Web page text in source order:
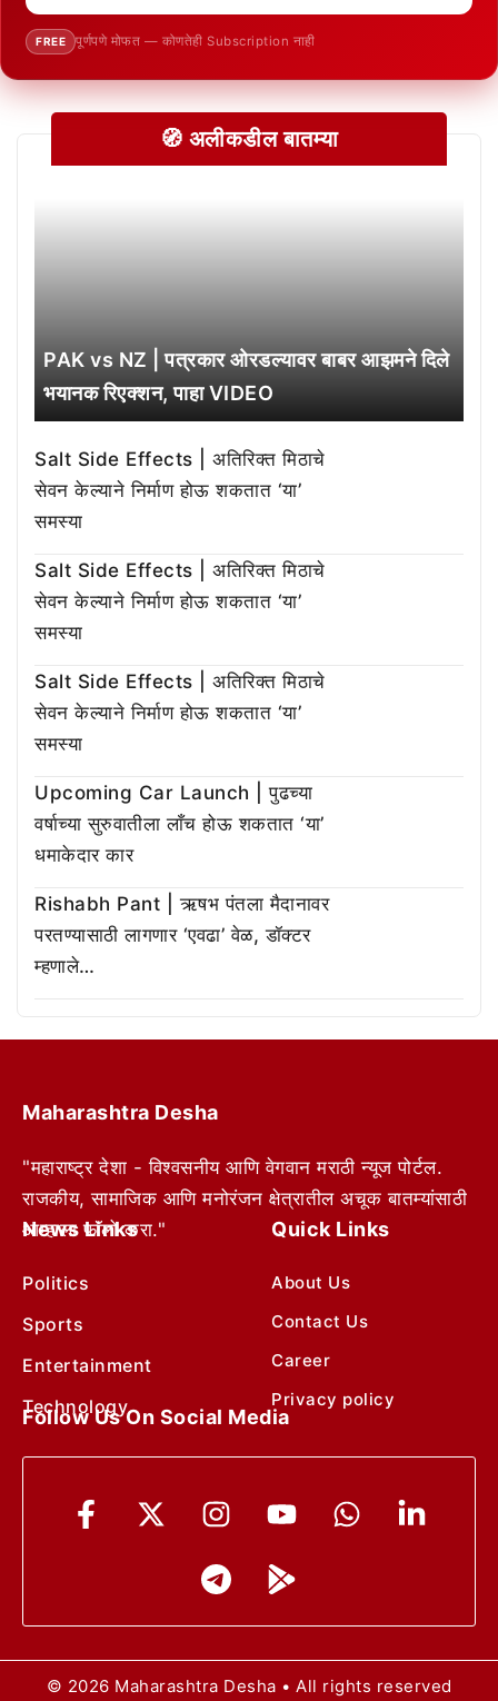
FREE पूर्णपणे मोफत — कोणतेही Subscription नाही
🧭 अलीकडील बातम्या
PAK vs NZ | पत्रकार ओरडल्यावर बाबर आझमने दिले
भयानक रिएक्शन, पाहा VIDEO
Salt Side Effects | अतिरिक्त मिठाचे
सेवन केल्याने निर्माण होऊ शकतात ‘या’
समस्या
Salt Side Effects | अतिरिक्त मिठाचे
सेवन केल्याने निर्माण होऊ शकतात ‘या’
समस्या
Salt Side Effects | अतिरिक्त मिठाचे
सेवन केल्याने निर्माण होऊ शकतात ‘या’
समस्या
Upcoming Car Launch | पुढच्या
वर्षाच्या सुरुवातीला लाँच होऊ शकतात ‘या’
धमाकेदार कार
Rishabh Pant | ऋषभ पंतला मैदानावर
परतण्यासाठी लागणार ‘एवढा’ वेळ, डॉक्टर
म्हणाले…
Maharashtra Desha
"महाराष्ट्र देशा - विश्वसनीय आणि वेगवान मराठी न्यूज पोर्टल.
राजकीय, सामाजिक आणि मनोरंजन क्षेत्रातील अचूक बातम्यांसाठी
आम्हाला फॉलो करा."
News Links
Politics
Sports
Entertainment
Technology
Quick Links
About Us
Contact Us
Career
Privacy policy
Follow Us On Social Media
© 2026 Maharashtra Desha • All rights reserved